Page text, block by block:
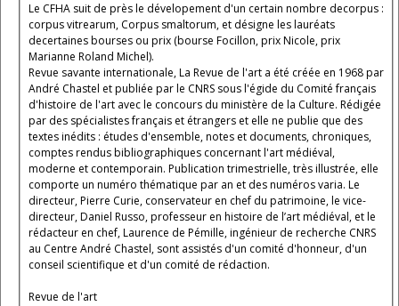
Le CFHA suit de près le dévelopement d'un certain nombre decorpus :
corpus vitrearum, Corpus smaltorum, et désigne les lauréats
decertaines bourses ou prix (bourse Focillon, prix Nicole, prix
Marianne Roland Michel).
Revue savante internationale, La Revue de l'art a été créée en 1968 par
André Chastel et publiée par le CNRS sous l'égide du Comité français
d'histoire de l'art avec le concours du ministère de la Culture. Rédigée
par des spécialistes français et étrangers et elle ne publie que des
textes inédits : études d'ensemble, notes et documents, chroniques,
comptes rendus bibliographiques concernant l'art médiéval,
moderne et contemporain. Publication trimestrielle, très illustrée, elle
comporte un numéro thématique par an et des numéros varia. Le
directeur, Pierre Curie, conservateur en chef du patrimoine, le vice-
directeur, Daniel Russo, professeur en histoire de l’art médiéval, et le
rédacteur en chef, Laurence de Pémille, ingénieur de recherche CNRS
au Centre André Chastel, sont assistés d'un comité d'honneur, d'un
conseil scientifique et d'un comité de rédaction.
Revue de l'art